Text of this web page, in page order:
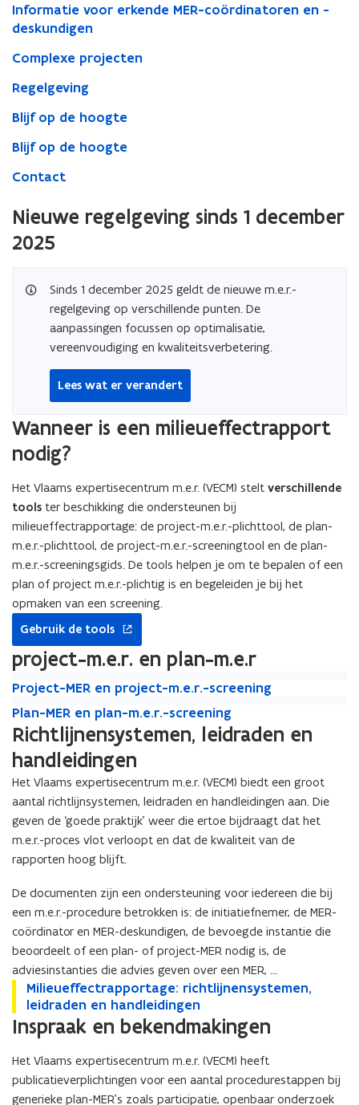
Informatie voor erkende MER-coördinatoren en -
deskundigen
Complexe projecten
Regelgeving
Blijf op de hoogte
Blijf op de hoogte
Contact
Nieuwe regelgeving sinds 1 december
2025
Sinds 1 december 2025 geldt de nieuwe m.e.r.-
regelgeving op verschillende punten. De
aanpassingen focussen op optimalisatie,
vereenvoudiging en kwaliteitsverbetering.
Lees wat er verandert
Wanneer is een milieueffectrapport
nodig?
Het Vlaams expertisecentrum m.e.r. (VECM) stelt verschillende
tools ter beschikking die ondersteunen bij
milieueffectrapportage: de project-m.e.r.-plichttool, de plan-
m.e.r.-plichttool, de project-m.e.r.-screeningtool en de plan-
m.e.r.-screeningsgids. De tools helpen je om te bepalen of een
plan of project m.e.r.-plichtig is en begeleiden je bij het
opmaken van een screening.
Gebruik de tools
nieuw
venster
project-m.e.r. en plan-m.e.r
r
o
j
e
c
t
-
M
E
R
e
p
r
o
j
e
c
-
m
e
.
r
Project-MER en project-m.e.r.-screening
P
o
j
e
c
t
-
M
E
R
n
p
o
j
e
-
.
e
.
l
a
n
-
M
E
R
e
n
l
a
-
m
.
r
-
s
c
Plan-MER en plan-m.e.r.-screening
P
l
a
n
-
M
R
e
n
l
a
n
-
m
.
.
r
-
s
c
Richtlijnensystemen, leidraden en
handleidingen
Het Vlaams expertisecentrum m.e.r. (VECM) biedt een groot
aantal richtlijnsystemen, leidraden en handleidingen aan. Die
geven de ‘goede praktijk’ weer die ertoe bijdraagt dat het
m.e.r.-proces vlot verloopt en dat de kwaliteit van de
rapporten hoog blijft.
De documenten zijn een ondersteuning voor iedereen die bij
een m.e.r.-procedure betrokken is: de initiatiefnemer, de MER-
coördinator en MER-deskundigen, de bevoegde instantie die
beoordeelt of een plan- of project-MER nodig is, de
adviesinstanties die advies geven over een MER, …
M
i
l
i
e
u
e
Milieueffectrapportage: richtlijnensystemen,
leidraden en handleidingen
M
i
l
i
e
u
e
Inspraak en bekendmakingen
Het Vlaams expertisecentrum m.e.r. (VECM) heeft
publicatieverplichtingen voor een aantal procedurestappen bij
generieke plan-MER’s zoals participatie, openbaar onderzoek